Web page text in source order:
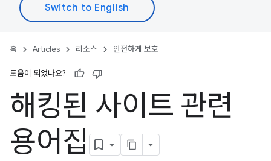
홈 Articles 리소스 안전하게 보호
도움이 되었나요?
해킹된 사이트 관련
용어집